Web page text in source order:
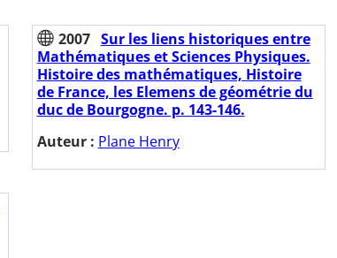
2007 Sur les liens historiques entre
Mathématiques et Sciences Physiques.
Histoire des mathématiques, Histoire
de France, les Elemens de géométrie du
duc de Bourgogne. p. 143-146.
Auteur : Plane Henry